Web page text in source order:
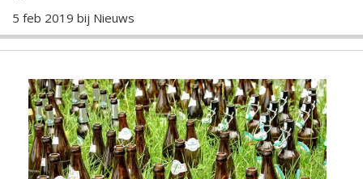
5 feb 2019 bij Nieuws